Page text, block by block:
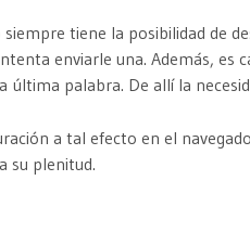
tiene la posibilidad de
enviarle una. Además,
palabra. De allí la
a tal efecto en el
su plenitud.